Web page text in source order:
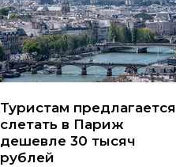
Туристам предлагается
слетать в Париж
дешевле 30 тысяч
рублей